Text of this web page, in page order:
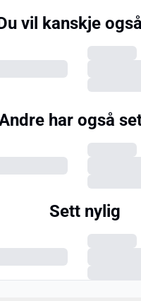
vil kanskje
har også
Sett nylig